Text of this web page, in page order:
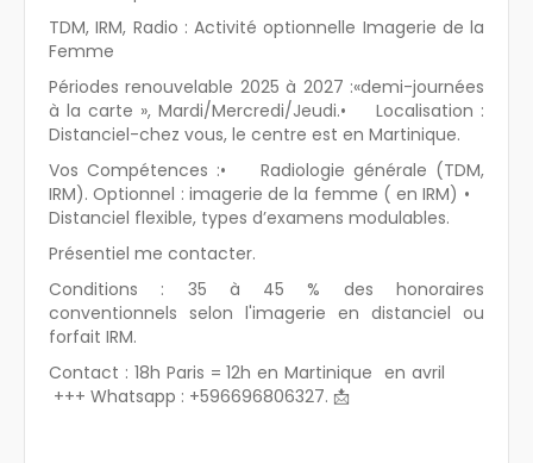
TDM, IRM, Radio : Activité optionnelle Imagerie de la
Femme
Périodes renouvelable 2025 à 2027 :«demi-journées
à la carte », Mardi/Mercredi/Jeudi.• Localisation :
Distanciel-chez vous, le centre est en Martinique.
Vos Compétences :• Radiologie générale (TDM,
IRM). Optionnel : imagerie de la femme ( en IRM) •
Distanciel flexible, types d’examens modulables.
Présentiel me contacter.
Conditions : 35 à 45 % des honoraires
conventionnels selon l'imagerie en distanciel ou
forfait IRM.
Contact : 18h Paris = 12h en Martinique en avril
+++ Whatsapp : +596696806327. 📩